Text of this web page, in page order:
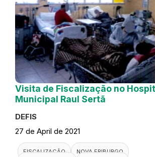
Visita de Fiscalização no
Municipal Raul Sertã
DEFIS
27 de April de 2021
FISCALIZAÇÃO
NOVA FRIBURGO